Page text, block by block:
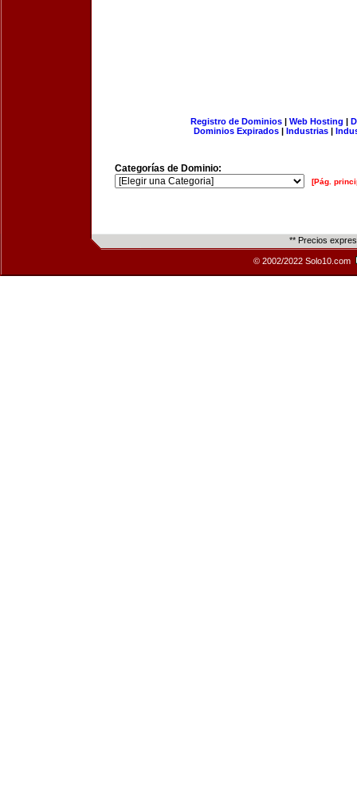
Registro de Dominios| Web Hosting |
Dominios Expirados | Industrias |
Categorías de Dominio:
[Pág.
** Precios
© 2002/2022 Solo10.com